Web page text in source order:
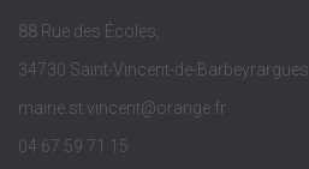
88 Rue des Écoles,
34730 Saint-Vincent-de-Barbeyrargues
mairie.st.vincent@orange.fr
04 67 59 71 15